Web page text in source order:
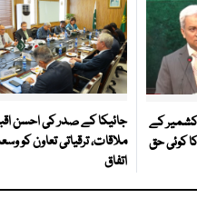
کشمیر کے
کوئی حق
جائیکا کے صدر کی احسن
ملاقات، ترقیاتی تعاون کو
اتفاق